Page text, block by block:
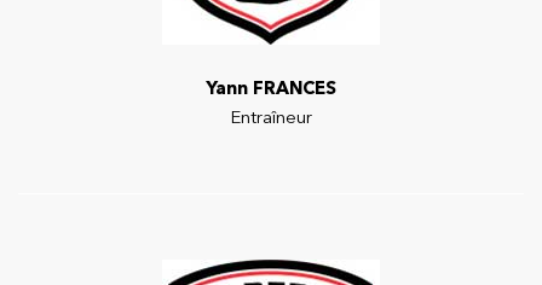
Yann FRANCES
Entraîneur